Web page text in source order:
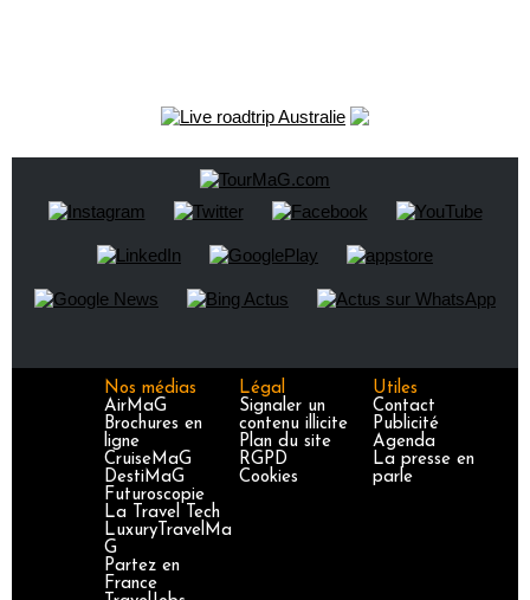
Nos médias
AirMaG
Brochures en
ligne
CruiseMaG
DestiMaG
Futuroscopie
La Travel Tech
LuxuryTravelMa
G
Partez en
France
Légal
Signaler un
contenu illicite
Plan du site
RGPD
Cookies
Utiles
Contact
Publicité
Agenda
La presse en
parle